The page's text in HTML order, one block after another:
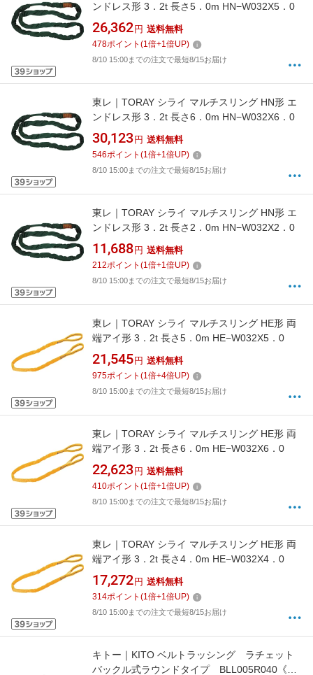
ンドレス形 3．2t 長さ5．0m HN−W032X5．0
26,362 円 送料無料
478ポイント (1倍+1倍UP)
8/10 15:00までの注文で最短8/15お届け
東レ｜TORAY シライ マルチスリング HN形 エ
ンドレス形 3．2t 長さ6．0m HN−W032X6．0
30,123 円 送料無料
546ポイント (1倍+1倍UP)
8/10 15:00までの注文で最短8/15お届け
東レ｜TORAY シライ マルチスリング HN形 エ
ンドレス形 3．2t 長さ2．0m HN−W032X2．0
11,688 円 送料無料
212ポイント (1倍+1倍UP)
8/10 15:00までの注文で最短8/15お届け
東レ｜TORAY シライ マルチスリング HE形 両
端アイ形 3．2t 長さ5．0m HE−W032X5．0
21,545 円 送料無料
975ポイント (1倍+4倍UP)
8/10 15:00までの注文で最短8/15お届け
東レ｜TORAY シライ マルチスリング HE形 両
端アイ形 3．2t 長さ6．0m HE−W032X6．0
22,623 円 送料無料
410ポイント (1倍+1倍UP)
8/10 15:00までの注文で最短8/15お届け
東レ｜TORAY シライ マルチスリング HE形 両
端アイ形 3．2t 長さ4．0m HE−W032X4．0
17,272 円 送料無料
314ポイント (1倍+1倍UP)
8/10 15:00までの注文で最短8/15お届け
キトー｜KITO ベルトラッシング ラチェット
バックル式ラウンドタイプ BLL005R040《※